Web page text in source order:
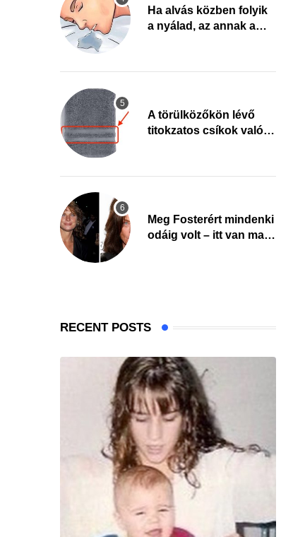
Ha alvás közben folyik
a nyálad, az annak a
A törülközőkön lévő
titokzatos csíkok valódi
Meg Fosterért mindenki
odáig volt – itt van ma,
RECENT POSTS